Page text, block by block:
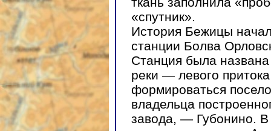
«спутник».
История Бежицы
станции Болва
Станция была
реки — левого
формироваться
владельца
завода, — Губонино. В